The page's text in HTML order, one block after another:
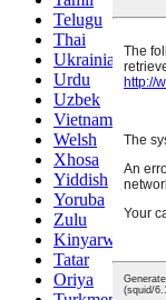
Telugu
Thai
Ukrainian
Urdu
Uzbek
Vietnamese
Welsh
Xhosa
Yiddish
Yoruba
Zulu
Kinyarwanda
Tatar
Oriya